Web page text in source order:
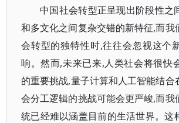
中国社会转型正呈现出阶段性之
和多文化之间复杂交错的新特征,而我
会转型的独特性时,往往会忽视这个
响。然而,未来已来,人类社会将很快
的重要挑战,量子计算和人工智能结合
会分工逻辑的挑战可能会更严峻,而我
统已经难以涵盖目前的生活世界。这